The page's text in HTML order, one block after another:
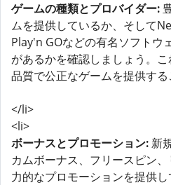
ゲームの種類とプロバイダー:
ムを提供しているか、そして
Play'n GOなどの有名ソフトウ
があるかを確認しましょう。
品質で公正なゲームを提供する
</li>
<li>
ボーナスとプロモーション: 新
カムボーナス、フリースピン
力的なプロモーションを提供